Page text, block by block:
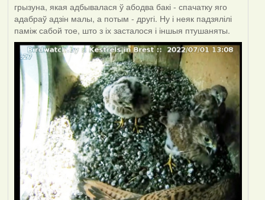
грызуна, якая адбывалася ў абодва бакі - спачатку яго
адабраў адзін малы, а потым - другі. Ну і неяк падзялілі
паміж сабой тое, што з іх засталося і іншыя птушаняты.